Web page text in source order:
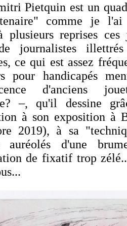
Pietquin est un
comme je
plusieurs reprises
journalistes
ce qui est assez
pour handicapés
d'anciens
–, qu'il dessine
à son exposition à
2019), à sa
auréolés d'une
de fixatif trop